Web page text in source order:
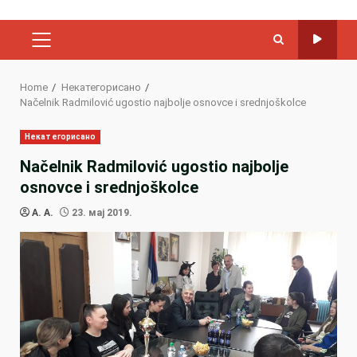
PRIMARY
Home
Некатегорисано
Načelnik Radmilović ugostio najbolje osnovce i srednjoškolce
Некатегорисано
Načelnik Radmilović ugostio najbolje
osnovce i srednjoškolce
A. A. 23. мај 2019.